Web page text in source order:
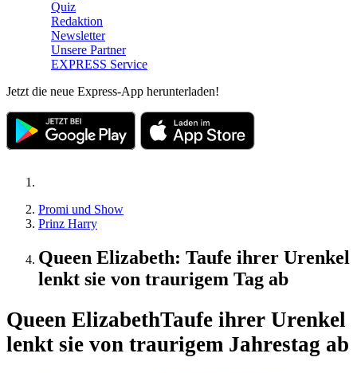
Quiz
Redaktion
Newsletter
Unsere Partner
EXPRESS Service
Jetzt die neue Express-App herunterladen!
Promi und Show
Prinz Harry
Queen Elizabeth: Taufe ihrer Urenkel
lenkt sie von traurigem Tag ab
Queen ElizabethTaufe ihrer Urenkel
lenkt sie von traurigem Jahrestag ab